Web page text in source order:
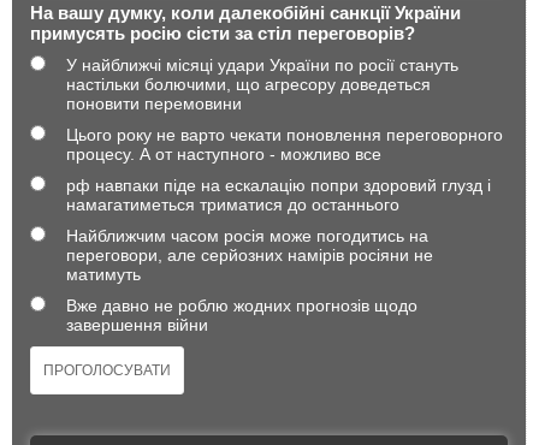
На вашу думку, коли далекобійні санкції України
примусять росію сісти за стіл переговорів?
У найближчі місяці удари України по росії стануть
настільки болючими, що агресору доведеться
поновити перемовини
Цього року не варто чекати поновлення переговорного
процесу. А от наступного - можливо все
рф навпаки піде на ескалацію попри здоровий глузд і
намагатиметься триматися до останнього
Найближчим часом росія може погодитись на
переговори, але серйозних намірів росіяни не
матимуть
Вже давно не роблю жодних прогнозів щодо
завершення війни